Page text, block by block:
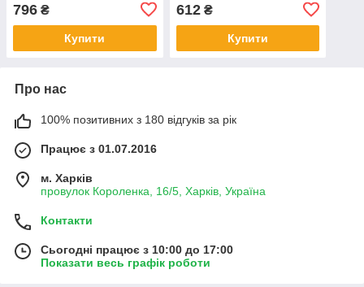
796 ₴
Купити
612₴
Купити
Про нас
100% позитивних з 180 відгуків за рік
Працює з 01.07.2016
м. Харків
провулок Короленка, 16/5, Харків, Україна
Контакти
Сьогодні працює з 10:00 до 17:00
Показати весь графік роботи